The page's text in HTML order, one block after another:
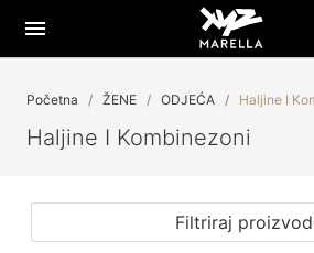
Početna ŽENE ODJEĆA Haljine I
Haljine I Kombinezoni
Filtriraj